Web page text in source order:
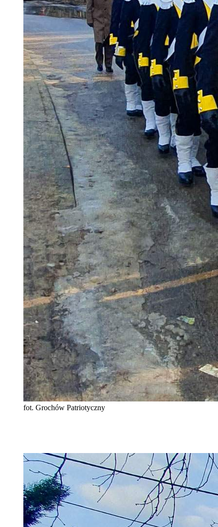
fot. Grochów Patriotyczny